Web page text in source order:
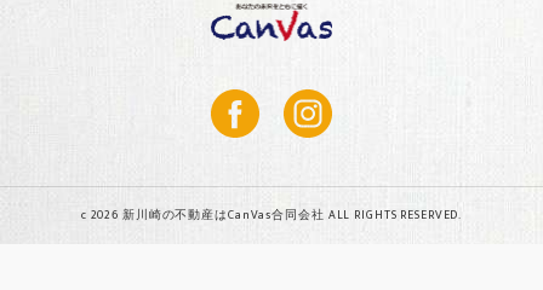
c 2026 新川崎の不動産はCanVas合同会社 ALL RIGHTS RESERVED.